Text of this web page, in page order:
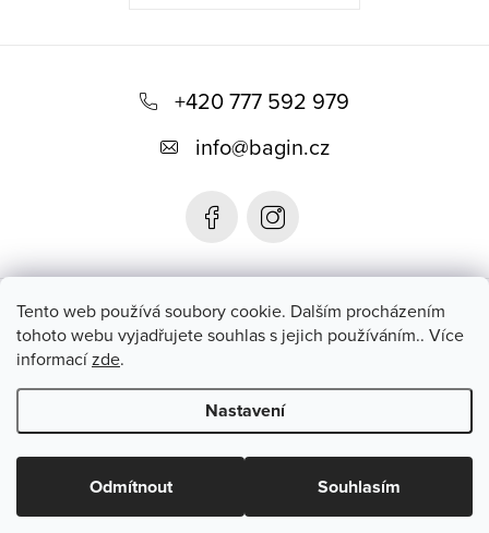
Tento web používá soubory cookie. Dalším procházením
tohoto webu vyjadřujete souhlas s jejich používáním.. Více
informacízde.
Nastavení
Odmítnout Souhlasím
+420 777 592 979
info@bagin.cz
Bagin.cz
Instagram
Copyright 2026Bagin.cz. Všechna práva vyhrazena.Upravit
nastavení cookies